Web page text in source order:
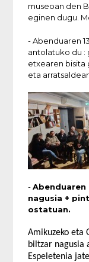
museoan den
eginen dugu.
- Abenduaren
antolatuko du :
etxearen bisita
eta
-Abenduaren
nagusia +
ostatuan.
Amikuzeko eta
biltzar nagusia
Espeletenia